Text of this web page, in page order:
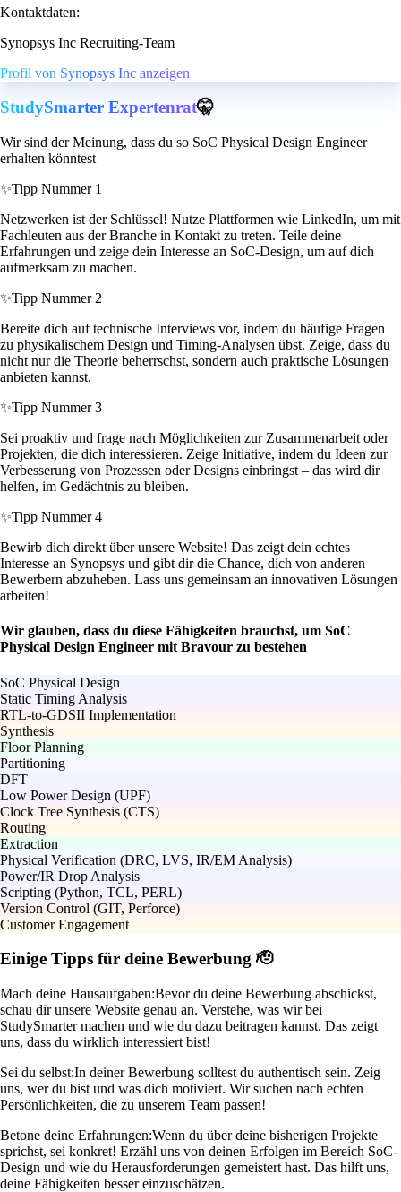
Kontaktdaten:
Synopsys Inc Recruiting-Team
Profil von Synopsys Inc anzeigen
StudySmarter Expertenrat🤫
Wir sind der Meinung, dass du so SoC Physical Design Engineer
erhalten könntest
✨Tipp Nummer 1
Netzwerken ist der Schlüssel! Nutze Plattformen wie LinkedIn, um mit
Fachleuten aus der Branche in Kontakt zu treten. Teile deine
Erfahrungen und zeige dein Interesse an SoC-Design, um auf dich
aufmerksam zu machen.
✨Tipp Nummer 2
Bereite dich auf technische Interviews vor, indem du häufige Fragen
zu physikalischem Design und Timing-Analysen übst. Zeige, dass du
nicht nur die Theorie beherrschst, sondern auch praktische Lösungen
anbieten kannst.
✨Tipp Nummer 3
Sei proaktiv und frage nach Möglichkeiten zur Zusammenarbeit oder
Projekten, die dich interessieren. Zeige Initiative, indem du Ideen zur
Verbesserung von Prozessen oder Designs einbringst – das wird dir
helfen, im Gedächtnis zu bleiben.
✨Tipp Nummer 4
Bewirb dich direkt über unsere Website! Das zeigt dein echtes
Interesse an Synopsys und gibt dir die Chance, dich von anderen
Bewerbern abzuheben. Lass uns gemeinsam an innovativen Lösungen
arbeiten!
Wir glauben, dass du diese Fähigkeiten brauchst, um SoC
Physical Design Engineer mit Bravour zu bestehen
SoC Physical Design
Static Timing Analysis
RTL-to-GDSII Implementation
Synthesis
Floor Planning
Partitioning
DFT
Low Power Design (UPF)
Clock Tree Synthesis (CTS)
Routing
Extraction
Physical Verification (DRC, LVS, IR/EM Analysis)
Power/IR Drop Analysis
Scripting (Python, TCL, PERL)
Version Control (GIT, Perforce)
Customer Engagement
Einige Tipps für deine Bewerbung 🫡
Mach deine Hausaufgaben:Bevor du deine Bewerbung abschickst,
schau dir unsere Website genau an. Verstehe, was wir bei
StudySmarter machen und wie du dazu beitragen kannst. Das zeigt
uns, dass du wirklich interessiert bist!
Sei du selbst:In deiner Bewerbung solltest du authentisch sein. Zeig
uns, wer du bist und was dich motiviert. Wir suchen nach echten
Persönlichkeiten, die zu unserem Team passen!
Betone deine Erfahrungen:Wenn du über deine bisherigen Projekte
sprichst, sei konkret! Erzähl uns von deinen Erfolgen im Bereich SoC-
Design und wie du Herausforderungen gemeistert hast. Das hilft uns,
deine Fähigkeiten besser einzuschätzen.